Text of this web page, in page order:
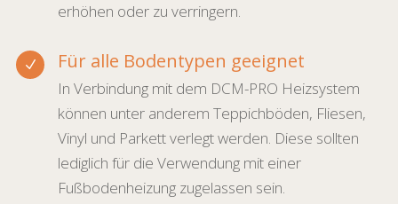
erhöhen oder zu verringern.
N Für alle Bodentypen geeignet
In Verbindung mit dem DCM-PRO Heizsystem
können unter anderem Teppichböden, Fliesen,
Vinyl und Parkett verlegt werden. Diese sollten
lediglich für die Verwendung mit einer
Fußbodenheizung zugelassen sein.